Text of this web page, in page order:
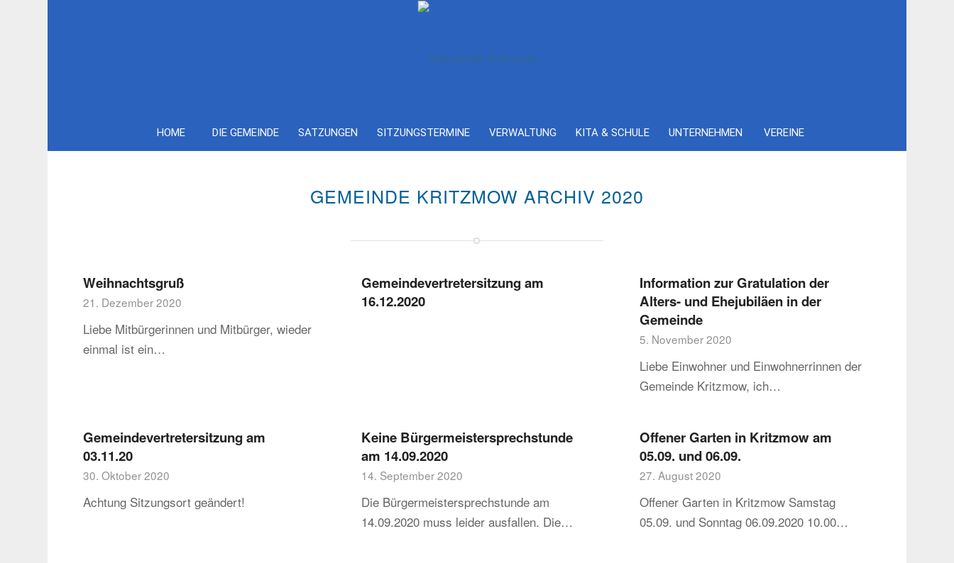
HOME DIE GEMEINDE SATZUNGEN SITZUNGSTERMINE VERWALTUNG KITA & SCHULE UNTERNEHMEN VEREINE
GEMEINDE KRITZMOW ARCHIV 2020
Weihnachtsgruß
21. Dezember 2020
Liebe Mitbürgerinnen und Mitbürger, wieder
einmal ist ein…
Gemeindevertretersitzung am
16.12.2020
Information zur Gratulation der
Alters- und Ehejubiläen in der
Gemeinde
5. November 2020
Liebe Einwohner und Einwohnerrinnen der
Gemeinde Kritzmow, ich…
Gemeindevertretersitzung am
03.11.20
30. Oktober 2020
Achtung Sitzungsort geändert!
Keine Bürgermeistersprechstunde
am 14.09.2020
14. September 2020
Die Bürgermeistersprechstunde am
14.09.2020 muss leider ausfallen. Die…
Offener Garten in Kritzmow am
05.09. und 06.09.
27. August 2020
Offener Garten in Kritzmow Samstag
05.09. und Sonntag 06.09.2020 10.00…